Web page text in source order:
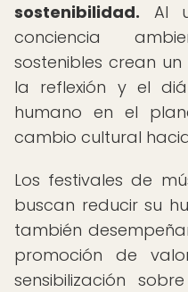
sostenibilidad. Al
conciencia
sostenibles crean
la reflexión y el
humano en el
cambio cultural
Los festivales de
buscan reducir su
también
promoción de
sensibilización